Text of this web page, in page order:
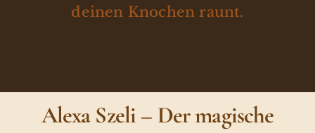
deinen Knochen raunt.
Alexa Szeli – Der magische